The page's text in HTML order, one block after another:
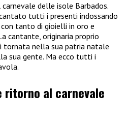
delle isole Barbados.
tutti i presenti indossando
tanto di gioielli in oro e
cantante, originaria proprio
tornata nella sua patria natale
sua gente. Ma ecco tutti i
ritorno al carnevale